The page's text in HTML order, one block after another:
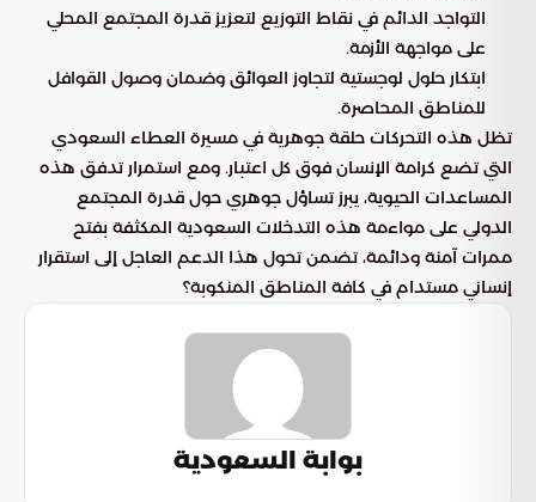
التواجد الدائم في نقاط التوزيع لتعزيز قدرة المجتمع المحلي
على مواجهة الأزمة.
ابتكار حلول لوجستية لتجاوز العوائق وضمان وصول القوافل
للمناطق المحاصرة.
تظل هذه التحركات حلقة جوهرية في مسيرة العطاء السعودي
التي تضع كرامة الإنسان فوق كل اعتبار. ومع استمرار تدفق هذه
المساعدات الحيوية، يبرز تساؤل جوهري حول قدرة المجتمع
الدولي على مواءمة هذه التدخلات السعودية المكثفة بفتح
ممرات آمنة ودائمة، تضمن تحول هذا الدعم العاجل إلى استقرار
إنساني مستدام في كافة المناطق المنكوبة؟
بوابة السعودية